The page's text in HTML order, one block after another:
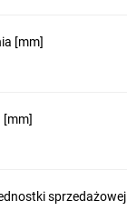
[mm]
[mm]
sprzedażowej